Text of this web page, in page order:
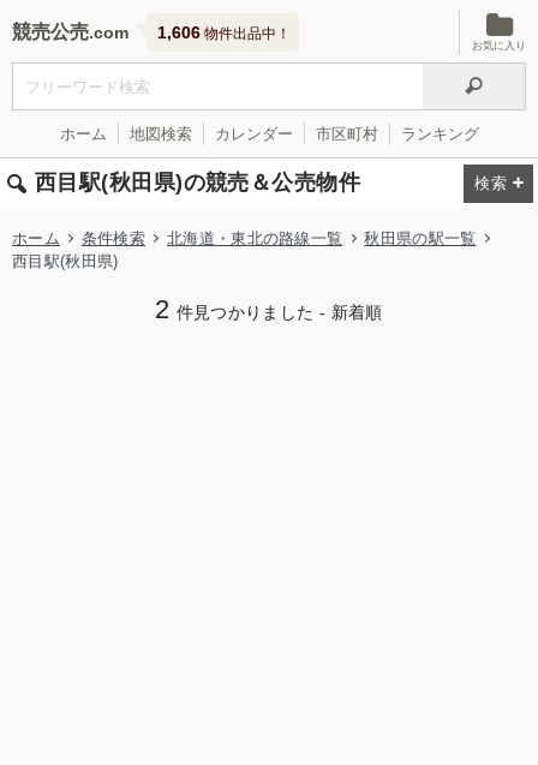
競売公売 1,606 物件出品中！
お気に入り
ホーム 地図検索 カレンダー 市区町村 ランキング
西目駅(秋田県)の競売＆公売物件
ホーム 条件検索 北海道・東北の路線一覧
秋田県の駅一覧
西目駅(秋田県)
2 件見つかりました - 新着順